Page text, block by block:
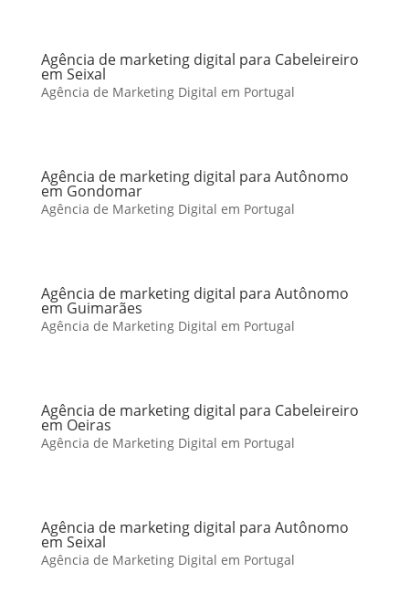
Agência de marketing digital para Cabeleireiro
em Seixal
Agência de Marketing Digital em Portugal
Agência de marketing digital para Autônomo
em Gondomar
Agência de Marketing Digital em Portugal
Agência de marketing digital para Autônomo
em Guimarães
Agência de Marketing Digital em Portugal
Agência de marketing digital para Cabeleireiro
em Oeiras
Agência de Marketing Digital em Portugal
Agência de marketing digital para Autônomo
em Seixal
Agência de Marketing Digital em Portugal